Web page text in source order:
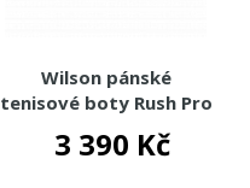
Wilson pánské
tenisové boty Rush Pro
3 390 Kč